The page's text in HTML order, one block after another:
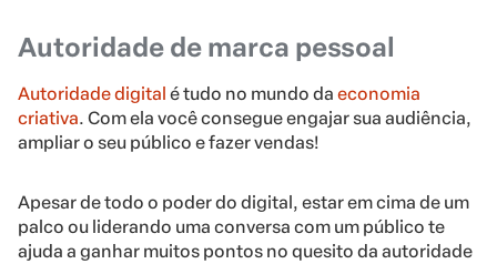
Autoridade de marca pessoal
Autoridade digital é tudo no mundo da economia
criativa. Com ela você consegue engajar sua audiência,
ampliar o seu público e fazer vendas!
Apesar de todo o poder do digital, estar em cima de um
palco ou liderando uma conversa com um público te
ajuda a ganhar muitos pontos no quesito da autoridade